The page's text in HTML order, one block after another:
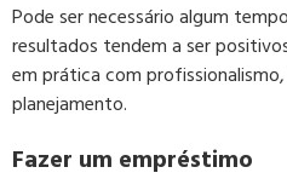
Pode ser necessário algum
resultados tendem a ser
em prática com
planejamento.
Fazer um empréstimo